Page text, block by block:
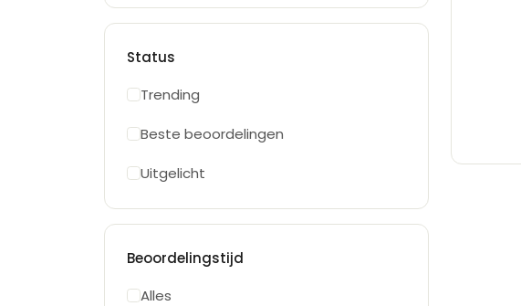
Status
Trending
Beste beoordelingen
Uitgelicht
Beoordelingstijd
Alles